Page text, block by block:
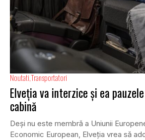
NoutatiTransportatori
Elveția va interzice și ea
cabină
Deși nu este membră a Uniunii
Economic European, Elveția vrea să